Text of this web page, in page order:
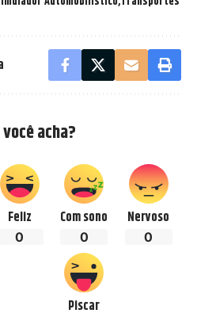
você acha?
Feliz
0
Com sono
0
Nervoso
0
Piscar